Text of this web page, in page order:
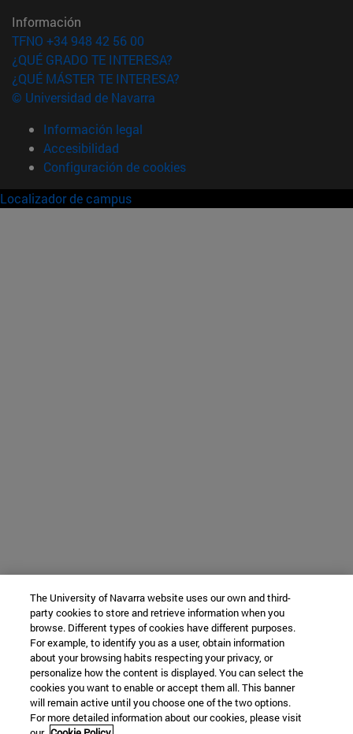
Información
TFNO +34 948 42 56 00
¿QUÉ GRADO TE INTERESA?
¿QUÉ MÁSTER TE INTERESA?
© Universidad de Navarra
Información legal
Accesibilidad
Configuración de cookies
Localizador de campus
The University of Navarra website uses our own and third-
party cookies to store and retrieve information when you
browse. Different types of cookies have different purposes.
For example, to identify you as a user, obtain information
about your browsing habits respecting your privacy, or
personalize how the content is displayed. You can select the
cookies you want to enable or accept them all. This banner
will remain active until you choose one of the two options.
For more detailed information about our cookies, please visit